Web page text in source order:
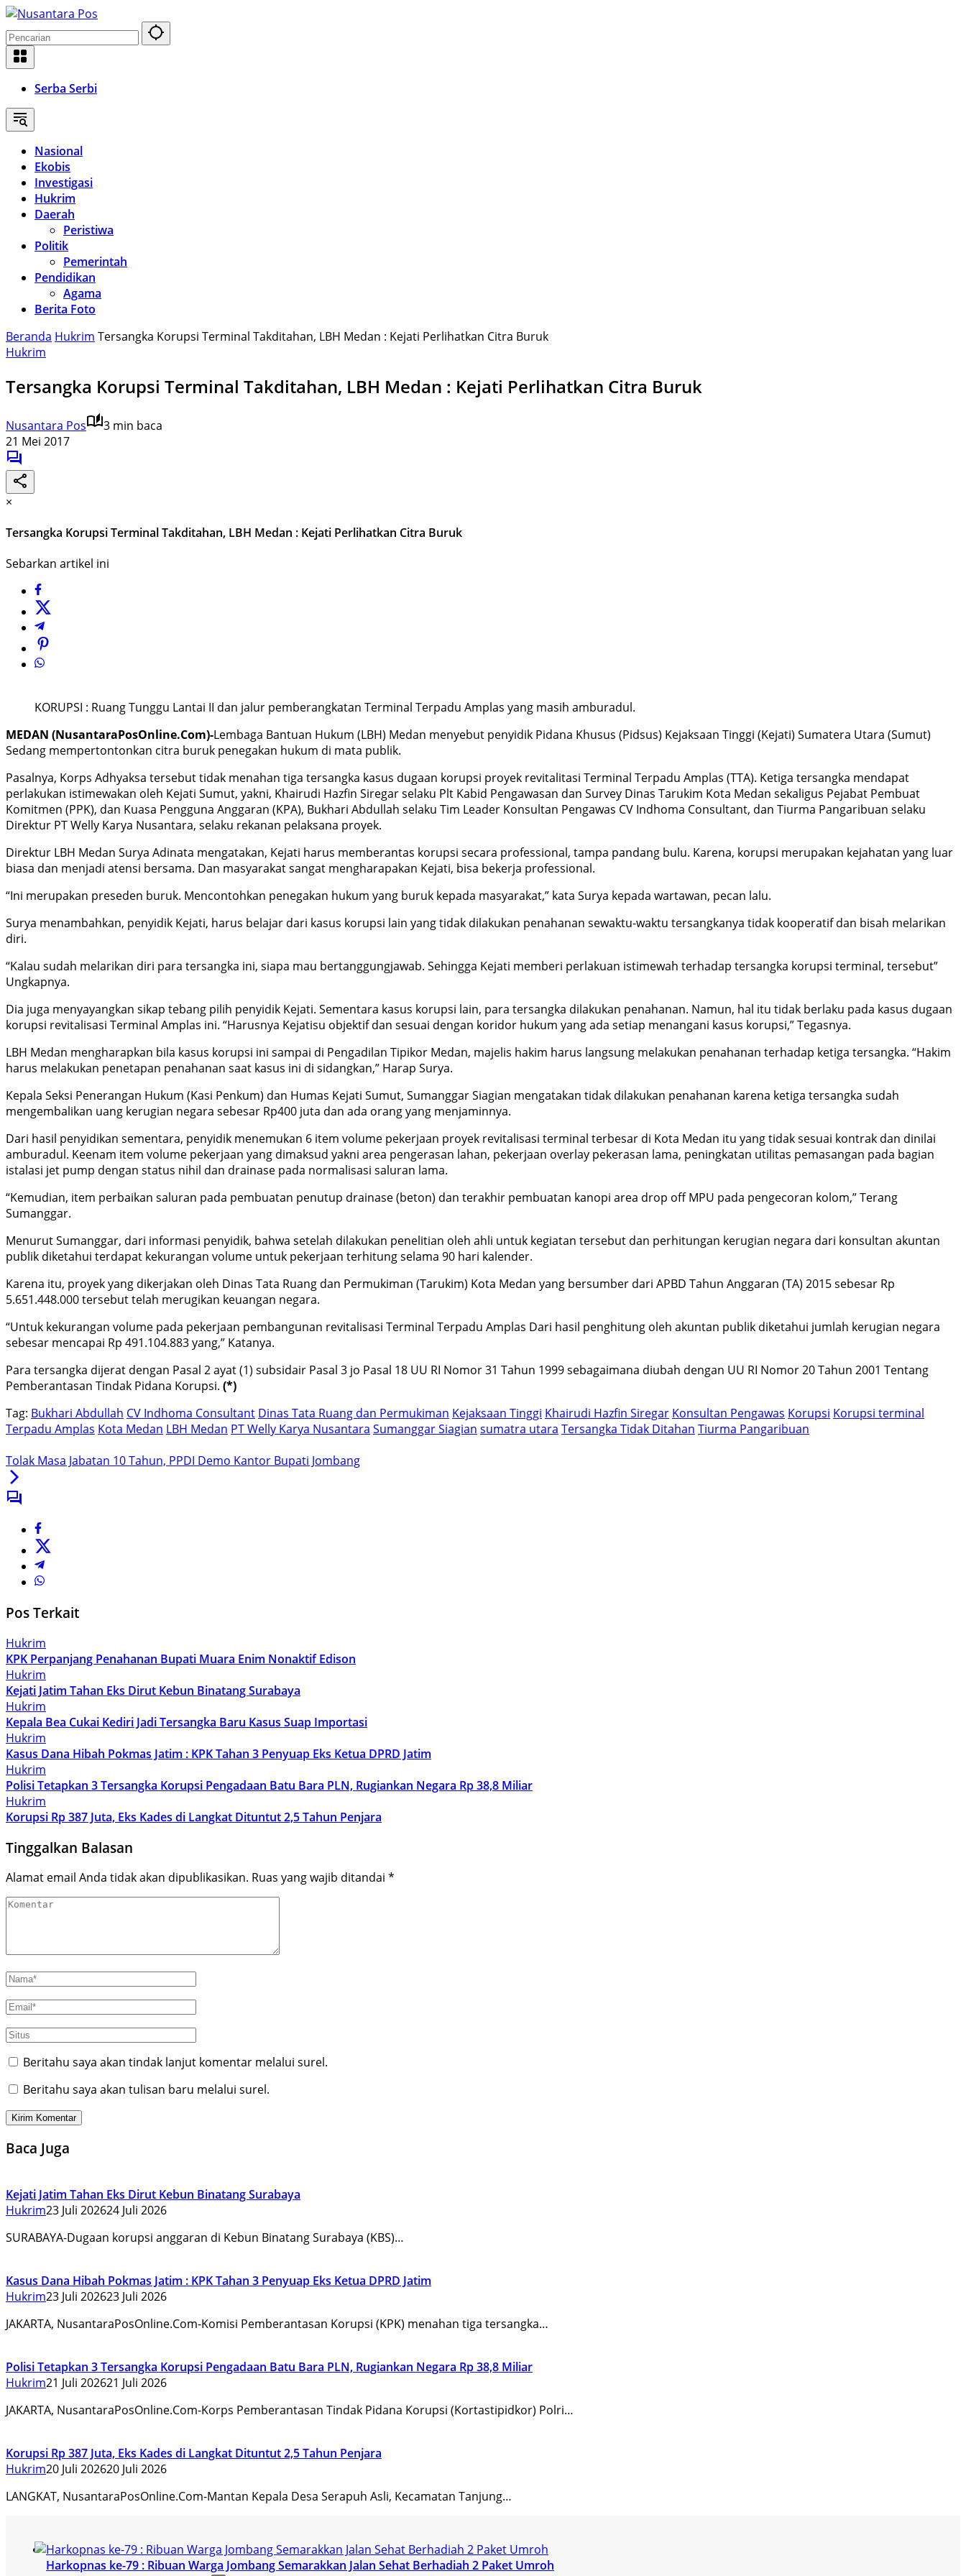
Langsung
ke
konten
Serba Serbi
Nasional
Ekobis
Investigasi
Hukrim
Daerah
Peristiwa
Politik
Pemerintah
Pendidikan
Agama
Berita Foto
Beranda Hukrim Tersangka Korupsi Terminal Takditahan, LBH Medan : Kejati Perlihatkan Citra Buruk
Hukrim
Tersangka Korupsi Terminal Takditahan, LBH Medan : Kejati Perlihatkan Citra Buruk
Nusantara Pos
3 min baca
21 Mei 2017
×
Tersangka Korupsi Terminal Takditahan, LBH Medan : Kejati Perlihatkan Citra Buruk
Sebarkan artikel ini
KORUPSI : Ruang Tunggu Lantai II dan jalur pemberangkatan Terminal Terpadu Amplas yang masih amburadul.
MEDAN (NusantaraPosOnline.Com)-Lembaga Bantuan Hukum (LBH) Medan menyebut penyidik Pidana Khusus (Pidsus) Kejaksaan Tinggi (Kejati) Sumatera Utara (Sumut)
Sedang mempertontonkan citra buruk penegakan hukum di mata publik.
Pasalnya, Korps Adhyaksa tersebut tidak menahan tiga tersangka kasus dugaan korupsi proyek revitalitasi Terminal Terpadu Amplas (TTA). Ketiga tersangka mendapat
perlakukan istimewakan oleh Kejati Sumut, yakni, Khairudi Hazfin Siregar selaku Plt Kabid Pengawasan dan Survey Dinas Tarukim Kota Medan sekaligus Pejabat Pembuat
Komitmen (PPK), dan Kuasa Pengguna Anggaran (KPA), Bukhari Abdullah selaku Tim Leader Konsultan Pengawas CV Indhoma Consultant, dan Tiurma Pangaribuan selaku
Direktur PT Welly Karya Nusantara, selaku rekanan pelaksana proyek.
Direktur LBH Medan Surya Adinata mengatakan, Kejati harus memberantas korupsi secara professional, tampa pandang bulu. Karena, korupsi merupakan kejahatan yang luar
biasa dan menjadi atensi bersama. Dan masyarakat sangat mengharapakan Kejati, bisa bekerja professional.
“Ini merupakan preseden buruk. Mencontohkan penegakan hukum yang buruk kepada masyarakat,” kata Surya kepada wartawan, pecan lalu.
Surya menambahkan, penyidik Kejati, harus belajar dari kasus korupsi lain yang tidak dilakukan penahanan sewaktu-waktu tersangkanya tidak kooperatif dan bisah melarikan
diri.
“Kalau sudah melarikan diri para tersangka ini, siapa mau bertanggungjawab. Sehingga Kejati memberi perlakuan istimewah terhadap tersangka korupsi terminal, tersebut”
Ungkapnya.
Dia juga menyayangkan sikap tebang pilih penyidik Kejati. Sementara kasus korupsi lain, para tersangka dilakukan penahanan. Namun, hal itu tidak berlaku pada kasus dugaan
korupsi revitalisasi Terminal Amplas ini. “Harusnya Kejatisu objektif dan sesuai dengan koridor hukum yang ada setiap menangani kasus korupsi,” Tegasnya.
LBH Medan mengharapkan bila kasus korupsi ini sampai di Pengadilan Tipikor Medan, majelis hakim harus langsung melakukan penahanan terhadap ketiga tersangka. “Hakim
harus melakukan penetapan penahanan saat kasus ini di sidangkan,” Harap Surya.
Kepala Seksi Penerangan Hukum (Kasi Penkum) dan Humas Kejati Sumut, Sumanggar Siagian mengatakan tidak dilakukan penahanan karena ketiga tersangka sudah
mengembalikan uang kerugian negara sebesar Rp400 juta dan ada orang yang menjaminnya.
Dari hasil penyidikan sementara, penyidik menemukan 6 item volume pekerjaan proyek revitalisasi terminal terbesar di Kota Medan itu yang tidak sesuai kontrak dan dinilai
amburadul. Keenam item volume pekerjaan yang dimaksud yakni area pengerasan lahan, pekerjaan overlay pekerasan lama, peningkatan utilitas pemasangan pada bagian
istalasi jet pump dengan status nihil dan drainase pada normalisasi saluran lama.
“Kemudian, item perbaikan saluran pada pembuatan penutup drainase (beton) dan terakhir pembuatan kanopi area drop off MPU pada pengecoran kolom,” Terang
Sumanggar.
Menurut Sumanggar, dari informasi penyidik, bahwa setelah dilakukan penelitian oleh ahli untuk kegiatan tersebut dan perhitungan kerugian negara dari konsultan akuntan
publik diketahui terdapat kekurangan volume untuk pekerjaan terhitung selama 90 hari kalender.
Karena itu, proyek yang dikerjakan oleh Dinas Tata Ruang dan Permukiman (Tarukim) Kota Medan yang bersumber dari APBD Tahun Anggaran (TA) 2015 sebesar Rp
5.651.448.000 tersebut telah merugikan keuangan negara.
“Untuk kekurangan volume pada pekerjaan pembangunan revitalisasi Terminal Terpadu Amplas Dari hasil penghitung oleh akuntan publik diketahui jumlah kerugian negara
sebesar mencapai Rp 491.104.883 yang,” Katanya.
Para tersangka dijerat dengan Pasal 2 ayat (1) subsidair Pasal 3 jo Pasal 18 UU RI Nomor 31 Tahun 1999 sebagaimana diubah dengan UU RI Nomor 20 Tahun 2001 Tentang
Pemberantasan Tindak Pidana Korupsi. (*)
Tag: Bukhari Abdullah CV Indhoma Consultant Dinas Tata Ruang dan Permukiman Kejaksaan Tinggi Khairudi Hazfin Siregar Konsultan Pengawas Korupsi Korupsi terminal
Terpadu Amplas Kota Medan LBH Medan PT Welly Karya Nusantara Sumanggar Siagian sumatra utara Tersangka Tidak Ditahan Tiurma Pangaribuan
Tolak Masa Jabatan 10 Tahun, PPDI Demo Kantor Bupati Jombang
Pos Terkait
Hukrim
KPK Perpanjang Penahanan Bupati Muara Enim Nonaktif Edison
Hukrim
Kejati Jatim Tahan Eks Dirut Kebun Binatang Surabaya
Hukrim
Kepala Bea Cukai Kediri Jadi Tersangka Baru Kasus Suap Importasi
Hukrim
Kasus Dana Hibah Pokmas Jatim : KPK Tahan 3 Penyuap Eks Ketua DPRD Jatim
Hukrim
Polisi Tetapkan 3 Tersangka Korupsi Pengadaan Batu Bara PLN, Rugiankan Negara Rp 38,8 Miliar
Hukrim
Korupsi Rp 387 Juta, Eks Kades di Langkat Dituntut 2,5 Tahun Penjara
Tinggalkan Balasan
Alamat email Anda tidak akan dipublikasikan. Ruas yang wajib ditandai *
Beritahu saya akan tindak lanjut komentar melalui surel.
Beritahu saya akan tulisan baru melalui surel.
Baca Juga
Kejati Jatim Tahan Eks Dirut Kebun Binatang Surabaya
Hukrim23 Juli 202624 Juli 2026
SURABAYA-Dugaan korupsi anggaran di Kebun Binatang Surabaya (KBS)…
Kasus Dana Hibah Pokmas Jatim : KPK Tahan 3 Penyuap Eks Ketua DPRD Jatim
Hukrim23 Juli 202623 Juli 2026
JAKARTA, NusantaraPosOnline.Com-Komisi Pemberantasan Korupsi (KPK) menahan tiga tersangka…
Polisi Tetapkan 3 Tersangka Korupsi Pengadaan Batu Bara PLN, Rugiankan Negara Rp 38,8 Miliar
Hukrim21 Juli 202621 Juli 2026
JAKARTA, NusantaraPosOnline.Com-Korps Pemberantasan Tindak Pidana Korupsi (Kortastipidkor) Polri…
Korupsi Rp 387 Juta, Eks Kades di Langkat Dituntut 2,5 Tahun Penjara
Hukrim20 Juli 202620 Juli 2026
LANGKAT, NusantaraPosOnline.Com-Mantan Kepala Desa Serapuh Asli, Kecamatan Tanjung…
Harkopnas ke-79 : Ribuan Warga Jombang Semarakkan Jalan Sehat Berhadiah 2 Paket Umroh